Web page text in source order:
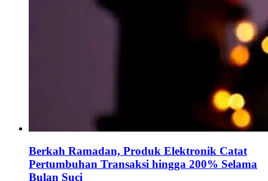
Berkah Ramadan, Produk Elektronik Catat
Pertumbuhan Transaksi hingga 200% Selama
Bulan Suci